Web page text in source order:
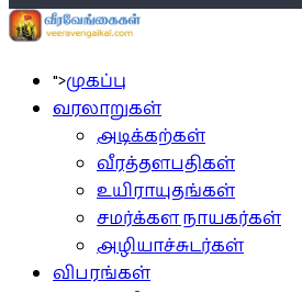
">முகப்பு
வரலாறுகள்
அடிக்கற்கள்
வீரத்தளபதிகள்
உயிராயுதங்கள்
சமர்க்கள நாயகர்கள்
அழியாச்சுடர்கள்
விபரங்கள்